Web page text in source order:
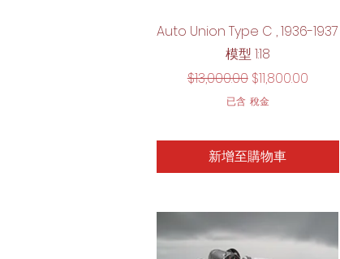
快速瀏覽
Auto Union Type C , 1936-1937
模型 1:18
一般價格
$13,000.00 促銷價格
$11,800.00
已含 稅金
新增至購物車